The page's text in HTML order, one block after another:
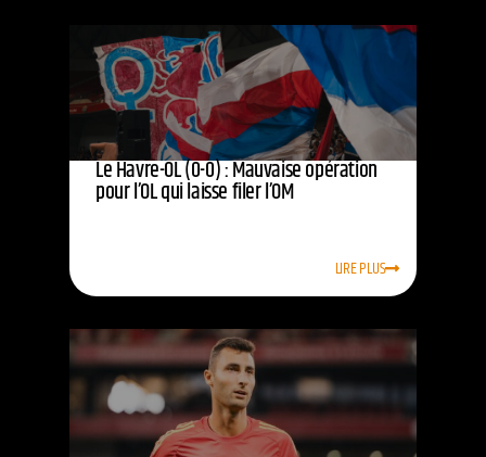
Le Havre-OL (0-0) : Mauvaise opération
pour l’OL qui laisse filer l’OM
LIRE PLUS